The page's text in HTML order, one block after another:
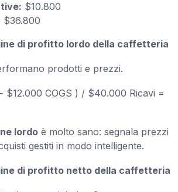
$10.800
$36.800
di profitto lordo della caffetteria
prodotti e prezzi.
$12.000 COGS ) / $40.000 Ricavi =
lordo è molto sano: segnala prezzi
gestiti in modo intelligente.
di profitto netto della caffetteria